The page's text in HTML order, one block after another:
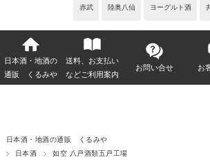
赤武 陸奥八仙 ヨーグルト酒
日本酒・地酒の
通販 くるみや
送料、お支払い
などご利用案内
お問い合せ お
日本酒・地酒の通販 くるみや
日本酒
如空 八戸酒類五戸工場